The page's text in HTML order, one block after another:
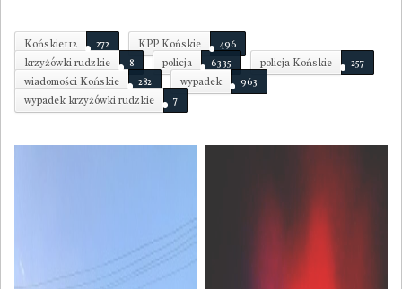
Końskie112 272 KPP Końskie
496
krzyżówki rudzkie
8 policja 6335 policja Końskie
257
wiadomości Końskie
282 wypadek
963
wypadek krzyżówki rudzkie
7